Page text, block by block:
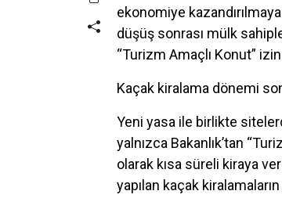
ekonomiye
düşüş sonrası mülk
“Turizm Amaçlı Konut”
Kaçak kiralama dönemi
Yeni yasa ile birlikte
yalnızca Bakanlık’tan
olarak kısa süreli kiraya
yapılan kaçak